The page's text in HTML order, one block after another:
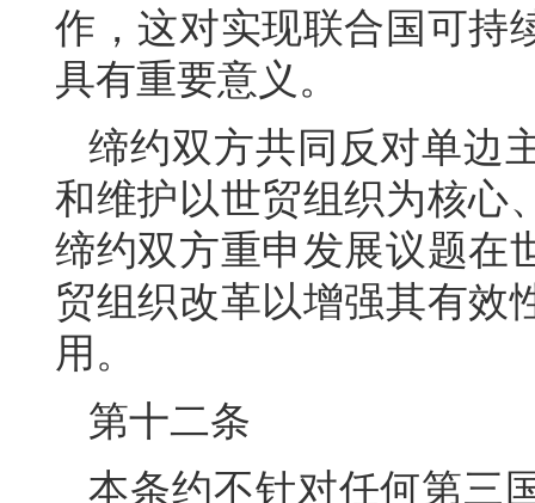
作，这对实现联合国可持
具有重要意义。
缔约双方共同反对单边
和维护以世贸组织为核心
缔约双方重申发展议题在
贸组织改革以增强其有效
用。
第十二条
本条约不针对任何第三